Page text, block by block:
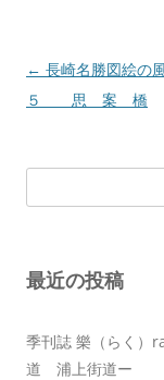
投
稿
ョ
← 長崎名勝図絵
５ 思 案 橋
索:
最近の投稿
季刊誌 樂（らく
道 浦上街道ー